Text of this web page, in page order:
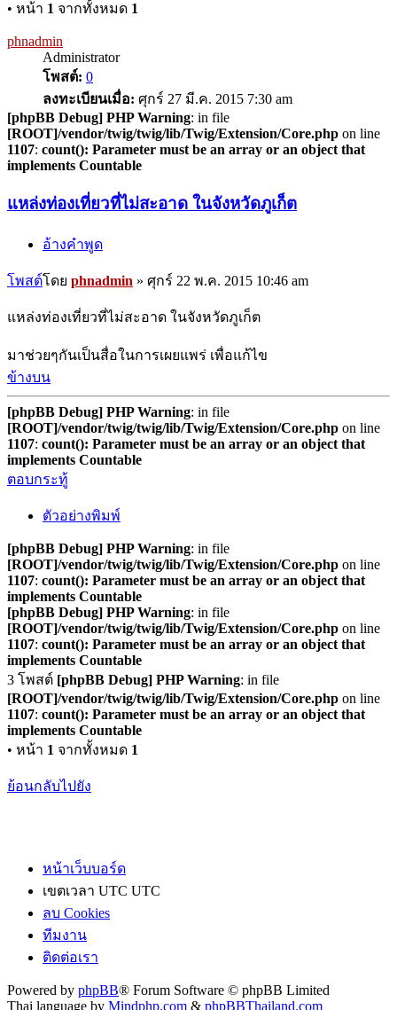
• หน้า 1 จากทั้งหมด 1
phnadmin
Administrator
โพสต์: 0
ลงทะเบียนเมื่อ: ศุกร์ 27 มี.ค. 2015 7:30 am
[phpBB Debug] PHP Warning: in file
[ROOT]/vendor/twig/twig/lib/Twig/Extension/Core.php on line
1107: count(): Parameter must be an array or an object that
implements Countable
แหล่งท่องเที่ยวที่ไม่สะอาด ในจังหวัดภูเก็ต
อ้างคำพูด
โพสต์โดย phnadmin » ศุกร์ 22 พ.ค. 2015 10:46 am
แหล่งท่องเที่ยวที่ไม่สะอาด ในจังหวัดภูเก็ต
มาช่วยๆกันเป็นสื่อในการเผยแพร่ เพื่อแก้ไข
ข้างบน
[phpBB Debug] PHP Warning: in file
[ROOT]/vendor/twig/twig/lib/Twig/Extension/Core.php on line
1107: count(): Parameter must be an array or an object that
implements Countable
ตอบกระทู้
ตัวอย่างพิมพ์
[phpBB Debug] PHP Warning: in file
[ROOT]/vendor/twig/twig/lib/Twig/Extension/Core.php on line
1107: count(): Parameter must be an array or an object that
implements Countable
[phpBB Debug] PHP Warning: in file
[ROOT]/vendor/twig/twig/lib/Twig/Extension/Core.php on line
1107: count(): Parameter must be an array or an object that
implements Countable
3 โพสต์ [phpBB Debug] PHP Warning: in file
[ROOT]/vendor/twig/twig/lib/Twig/Extension/Core.php on line
1107: count(): Parameter must be an array or an object that
implements Countable
• หน้า 1 จากทั้งหมด 1
ย้อนกลับไปยัง
หน้าเว็บบอร์ด
เขตเวลา UTC UTC
ลบ Cookies
ทีมงาน
ติดต่อเรา
Powered by phpBB® Forum Software © phpBB Limited
Thai language by Mindphp.com & phpBBThailand.com